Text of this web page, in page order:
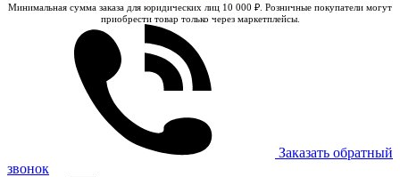
Минимальная сумма заказа для юридических лиц 10 000 ₽. Розничные покупатели могут
приобрести товар только через маркетплейсы.
Заказать обратный
звонок